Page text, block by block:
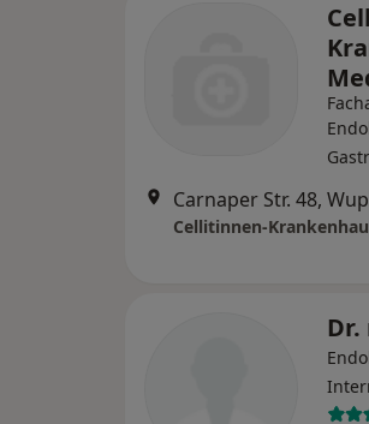
Carnaper Str. 48,